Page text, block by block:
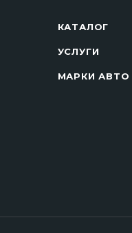
КАТАЛОГ
УСЛУГИ
МАРКИ АВТО